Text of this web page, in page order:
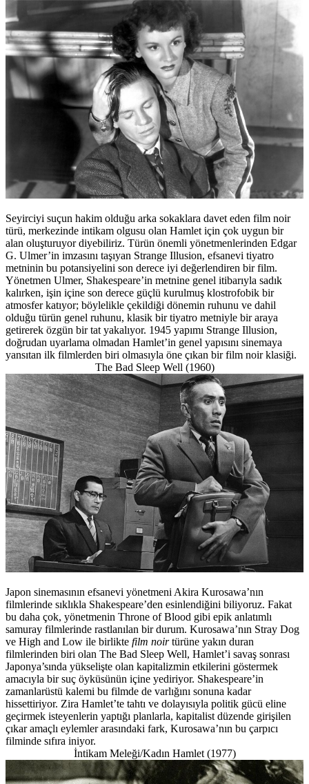
Seyirciyi suçun hakim olduğu arka sokaklara davet eden film noir
türü, merkezinde intikam olgusu olan Hamlet için çok uygun bir
alan oluşturuyor diyebiliriz. Türün önemli yönetmenlerinden Edgar
G. Ulmer’in imzasını taşıyan Strange Illusion, efsanevi tiyatro
metninin bu potansiyelini son derece iyi değerlendiren bir film.
Yönetmen Ulmer, Shakespeare’in metnine genel itibarıyla sadık
kalırken, işin içine son derece güçlü kurulmuş klostrofobik bir
atmosfer katıyor; böylelikle çekildiği dönemin ruhunu ve dahil
olduğu türün genel ruhunu, klasik bir tiyatro metniyle bir araya
getirerek özgün bir tat yakalıyor. 1945 yapımı Strange Illusion,
doğrudan uyarlama olmadan Hamlet’in genel yapısını sinemaya
yansıtan ilk filmlerden biri olmasıyla öne çıkan bir film noir klasiği.
The Bad Sleep Well (1960)
Japon sinemasının efsanevi yönetmeni Akira Kurosawa’nın
filmlerinde sıklıkla Shakespeare’den esinlendiğini biliyoruz. Fakat
bu daha çok, yönetmenin Throne of Blood gibi epik anlatımlı
samuray filmlerinde rastlanılan bir durum. Kurosawa’nın Stray Dog
ve High and Low ile birlikte film noirtürüne yakın duran
filmlerinden biri olan The Bad Sleep Well, Hamlet’i savaş sonrası
Japonya’sında yükselişte olan kapitalizmin etkilerini göstermek
amacıyla bir suç öyküsünün içine yediriyor. Shakespeare’in
zamanlarüstü kalemi bu filmde de varlığını sonuna kadar
hissettiriyor. Zira Hamlet’te tahtı ve dolayısıyla politik gücü eline
geçirmek isteyenlerin yaptığı planlarla, kapitalist düzende girişilen
çıkar amaçlı eylemler arasındaki fark, Kurosawa’nın bu çarpıcı
filminde sıfıra iniyor.
İntikam Meleği/Kadın Hamlet (1977)